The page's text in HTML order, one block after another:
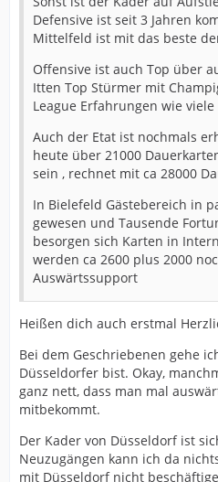
Defensive ist seit 3 Jahren
Mittelfeld ist mit das beste
Offensive ist auch Top über
Itten Top Stürmer mit
League Erfahrungen wie
Auch der Etat ist nochmals
heute über 21000
sein , rechnet mit ca 28000
In Bielefeld Gästebereich in
gewesen und Tausende
besorgen sich Karten in
werden ca 2600 plus 2000
Auswärtssupport
Heißen dich auch erstmal
Bei dem Geschriebenen gehe
Düsseldorfer bist. Okay,
ganz nett, dass man mal
mitbekommt.
Der Kader von Düsseldorf ist
Neuzugängen kann ich da
mit Düsseldorf nicht